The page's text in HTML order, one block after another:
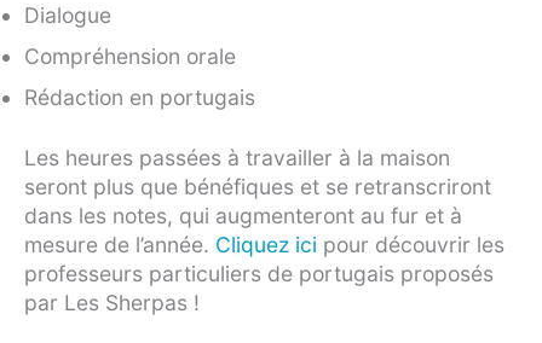
Dialogue
Compréhension orale
Rédaction en portugais
Les heures passées à travailler à la maison
seront plus que bénéfiques et se retranscriront
dans les notes, qui augmenteront au fur et à
mesure de l’année. Cliquez ici pour découvrir les
professeurs particuliers de portugais proposés
par Les Sherpas !